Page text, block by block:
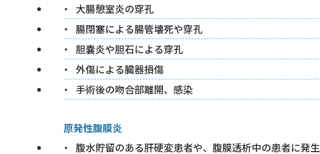
大腸憩室炎の穿孔
腸閉塞による腸管壊死や穿孔
胆嚢炎や胆石による穿孔
外傷による臓器損傷
手術後の吻合部離開、感染
原発性腹膜炎
腹水貯留のある肝硬変患者や、腹膜透析中の患者に発生